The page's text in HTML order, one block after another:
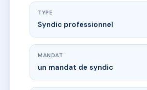
TYPE
Syndic professionnel
MANDAT
un mandat de syndic